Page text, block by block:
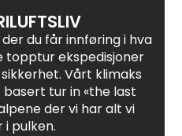
du får innføring i hva
topptur ekspedisjoner
Vårt klimaks
tur in «the last
der vi har alt vi
pulken.